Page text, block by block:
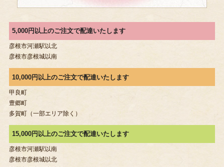
5,000円以上のご注文で配達いたします
彦根市河瀬駅以北
彦根市彦根城以南
10,000円以上のご注文で配達いたします
甲良町
豊郷町
多賀町（一部エリア除く）
15,000円以上のご注文で配達いたします
彦根市河瀬駅以南
彦根市彦根城以北